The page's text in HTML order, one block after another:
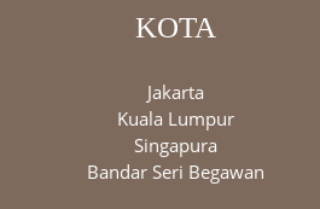
KOTA
Jakarta
Kuala Lumpur
Singapura
Bandar Seri Begawan